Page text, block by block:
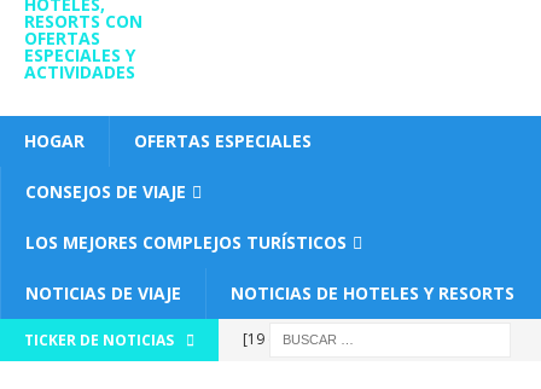
RESORTS CON
OFERTAS
ESPECIALES Y
ACTIVIDADES
HOGAR OFERTAS ESPECIALES
CONSEJOS DE VIAJE
LOS MEJORES COMPLEJOS TURÍSTICOS
NOTICIAS DE VIAJE NOTICIAS DE HOTELES Y RESORTS
TICKER DE NOTICIAS
[19 de abril